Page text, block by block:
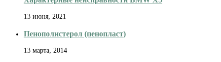
13 июня, 2021
Пенополистерол (пенопласт)
13 марта, 2014